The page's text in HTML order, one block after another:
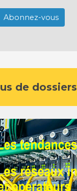
Abonnez-vous
de dossiers